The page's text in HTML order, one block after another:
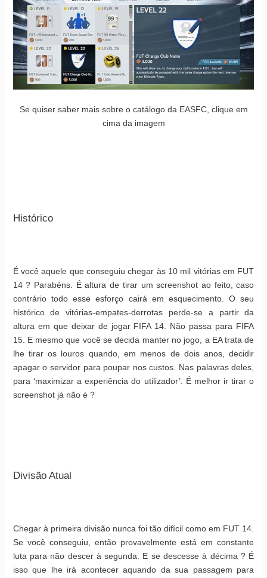
Se quiser saber mais sobre o catálogo da EASFC, clique em
cima da imagem
Histórico
É você aquele que conseguiu chegar às 10 mil vitórias em FUT
14 ? Parabéns. É altura de tirar um screenshot ao feito, caso
contrário todo esse esforço cairá em esquecimento. O seu
histórico de vitórias-empates-derrotas perde-se a partir da
altura em que deixar de jogar FIFA 14. Não passa para FIFA
15. E mesmo que você se decida manter no jogo, a EA trata de
lhe tirar os louros quando, em menos de dois anos, decidir
apagar o servidor para poupar nos custos. Nas palavras deles,
para ‘maximizar a experiência do utilizador’. É melhor ir tirar o
screenshot já não é ?
Divisão Atual
Chegar à primeira divisão nunca foi tão difícil como em FUT 14.
Se você conseguiu, então provavelmente está em constante
luta para não descer à segunda. E se descesse à décima ? É
isso que lhe irá acontecer aquando da sua passagem para